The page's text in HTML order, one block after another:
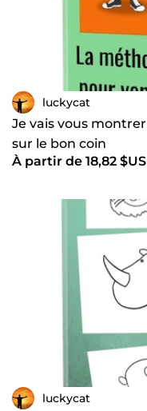
luckycat
Je vais vous
sur le bon coin
À partir de 18,82 $US
luckycat